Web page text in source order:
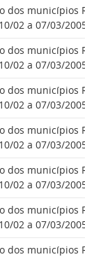
dos municípios
02 a 07/03/
dos municípios
02 a 07/03/
dos municípios
02 a 07/03/
dos municípios
02 a 07/03/
dos municípios
02 a 07/03/
dos municípios
02 a 07/03/
dos municípios